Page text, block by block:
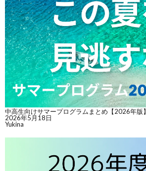
中高生向けサマープログラムまとめ【2026年版】
2026年5月18日
Yukina